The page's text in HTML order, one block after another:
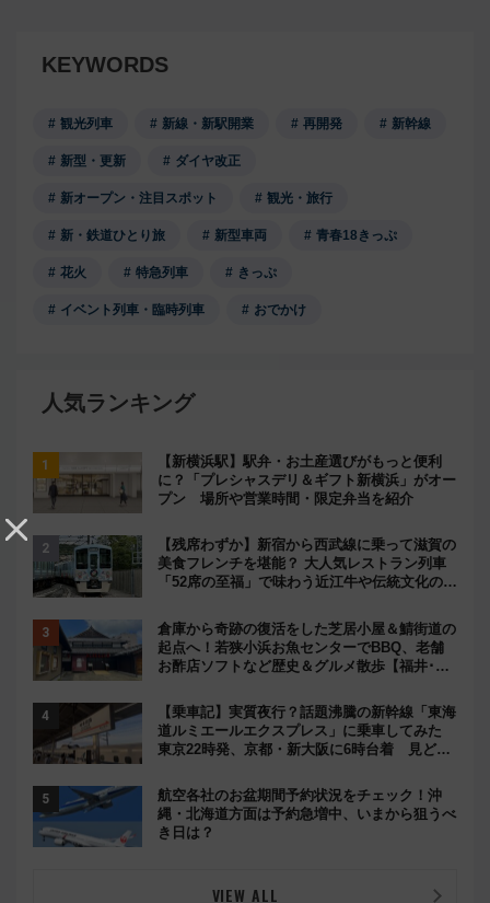
KEYWORDS
観光列車 新線・新駅開業 再開発 新幹線
新型・更新 ダイヤ改正
新オープン・注目スポット 観光・旅行
新・鉄道ひとり旅 新型車両 青春18きっぷ
花火 特急列車 きっぷ
イベント列車・臨時列車 おでかけ
人気ランキング
【新横浜駅】駅弁・お土産選びがもっと便利
に？「プレシャスデリ＆ギフト新横浜」がオー
プン 場所や営業時間・限定弁当を紹介
【残席わずか】新宿から西武線に乗って滋賀の
美食フレンチを堪能？ 大人気レストラン列車
「52席の至福」で味わう近江牛や伝統文化の特
倉庫から奇跡の復活をした芝居小屋＆鯖街道の
起点へ！若狭小浜お魚センターでBBQ、老舗
お酢店ソフトなど歴史＆グルメ散歩【福井･小
【乗車記】実質夜行？話題沸騰の新幹線「東海
道ルミエールエクスプレス」に乗車してみた
東京22時発、京都・新大阪に6時台着 見どこ
航空各社のお盆期間予約状況をチェック！沖
縄・北海道方面は予約急増中、いまから狙うべ
き日は？
VIEW ALL